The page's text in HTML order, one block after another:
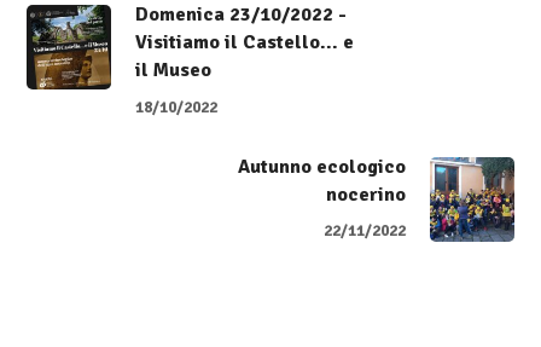
Domenica 23/10/2022 -
Visitiamo il Castello... e
il Museo
18/10/2022
Autunno ecologico
nocerino
22/11/2022